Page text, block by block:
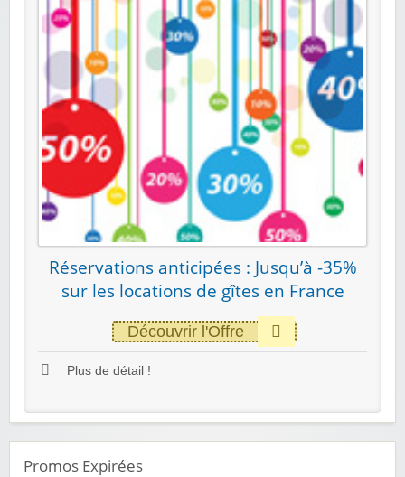
Réservations anticipées : Jusqu’à -35%
sur les locations de gîtes en France
Découvrir l'Offre
Plus de détail !
Promos Expirées